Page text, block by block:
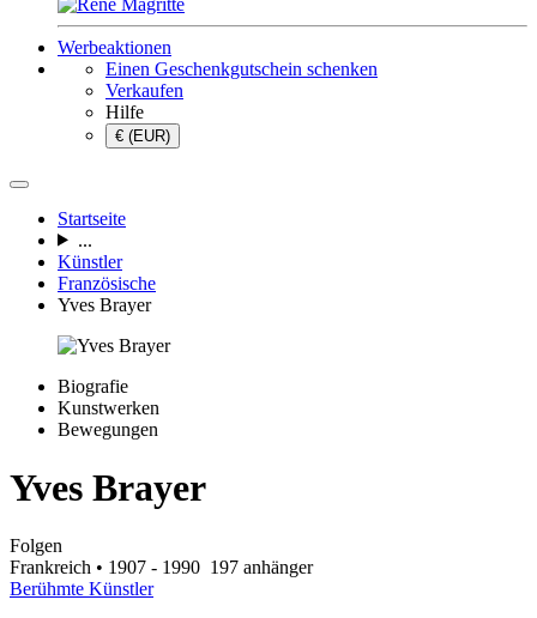
Werbeaktionen
Einen Geschenkgutschein schenken
Verkaufen
Hilfe
€ (EUR)
Startseite
...
Künstler
Französische
Yves Brayer
Biografie
Kunstwerken
Bewegungen
Yves Brayer
Folgen
Frankreich • 1907 - 1990 197 anhänger
Berühmte Künstler